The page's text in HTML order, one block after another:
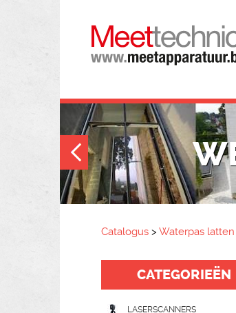
Catalogus > Waterpas latten
CATEGORIEËN
LASERSCANNERS